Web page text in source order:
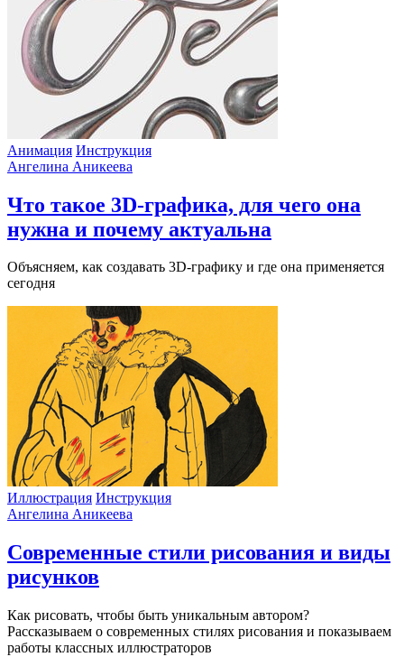
Анимация Инструкция
Ангелина Аникеева
Что такое 3D-графика, для чего она
нужна и почему актуальна
Объясняем, как создавать 3D-графику и где она применяется
сегодня
Иллюстрация Инструкция
Ангелина Аникеева
Современные стили рисования и виды
рисунков
Как рисовать, чтобы быть уникальным автором?
Рассказываем о современных стилях рисования и показываем
работы классных иллюстраторов